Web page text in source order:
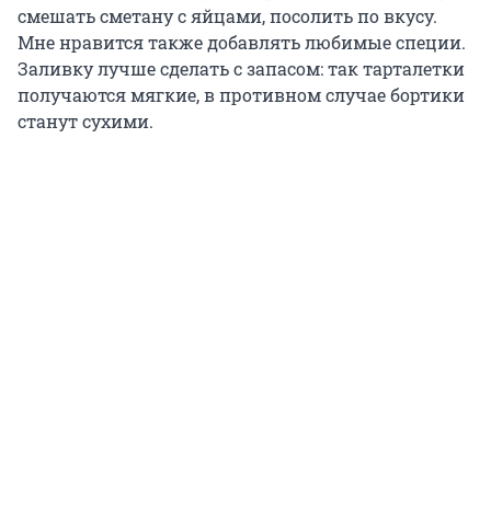
смешать сметану с яйцами, посолить по вкусу.
Мне нравится также добавлять любимые специи.
Заливку лучше сделать с запасом: так тарталетки
получаются мягкие, в противном случае бортики
станут сухими.